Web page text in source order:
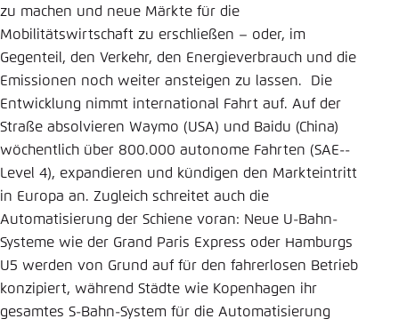
zu machen und neue Märkte für die
Mobilitätswirtschaft zu erschließen – oder, im
Gegenteil, den Verkehr, den Energieverbrauch und die
Emissionen noch weiter ansteigen zu lassen. Die
Entwicklung nimmt international Fahrt auf. Auf der
Straße absolvieren Waymo (USA) und Baidu (China)
wöchentlich über 800.000 autonome Fahrten (SAE-­
Level 4), expandieren und kündigen den Markteintritt
in Europa an. Zugleich schreitet auch die
Automatisierung der Schiene voran: Neue U-Bahn-
Systeme wie der Grand Paris Express oder Hamburgs
U5 werden von Grund auf für den fahrerlosen Betrieb
konzipiert, während Städte wie Kopenhagen ihr
gesamtes S-Bahn-System für die Automatisierung